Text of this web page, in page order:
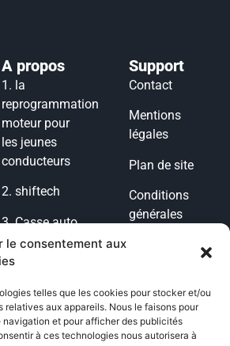
le consentement aux
telles que les cookies pour stocker et/ou
relatives aux appareils. Nous le faisons pour
navigation et pour afficher des publicités
à ces technologies nous autorisera à
A propos
1. la
reprogrammation
moteur pour
les jeunes
conducteurs
2.shiftech
3.Casse auto
lyon
4.
77
5.POG
Voiture
Support
Contact
Mentions
légales
Plan de site
Conditions
générales
vente
Politique de